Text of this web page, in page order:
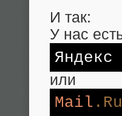
И так:
У нас
Яндекс
или
Mail